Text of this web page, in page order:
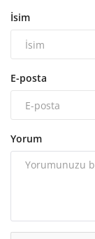
İsim
E-posta
Yorum